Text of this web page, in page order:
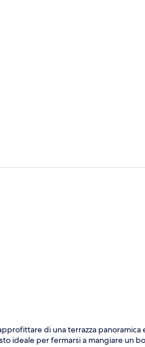
di una terrazza panoramica
ideale per fermarsi a mangiare un